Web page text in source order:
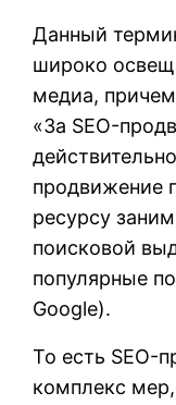
Данный
широко
медиа,
«За SEO-
продвижение
ресурсу
поисковой
популярные
Google).
То есть SEO-
комплекс